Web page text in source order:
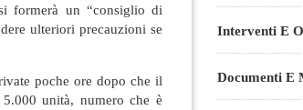
formerà un “consiglio di
ulteriori precauzioni se
poche ore dopo che il
unità, numero che è
Interventi E
Documenti E